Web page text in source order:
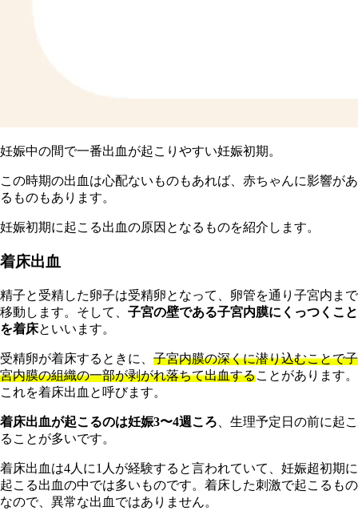
妊娠中の間で一番出血が起こりやすい妊娠初期。
この時期の出血は心配ないものもあれば、赤ちゃんに影響があ
るものもあります。
妊娠初期に起こる出血の原因となるものを紹介します。
着床出血
精子と受精した卵子は受精卵となって、卵管を通り子宮内まで
移動します。そして、 子宮の壁である子宮内膜にくっつくこと
を着床といいます。
受精卵が着床するときに、 子宮内膜の深くに潜り込むことで子
宮内膜の組織の一部が剥がれ落ちて出血することがあります。
これを着床出血と呼びます。
着床出血が起こるのは妊娠3〜4週ころ 、生理予定日の前に起こ
ることが多いです。
着床出血は4人に1人が経験すると言われていて、妊娠超初期に
起こる出血の中では多いものです。着床した刺激で起こるもの
なので、異常な出血ではありません。